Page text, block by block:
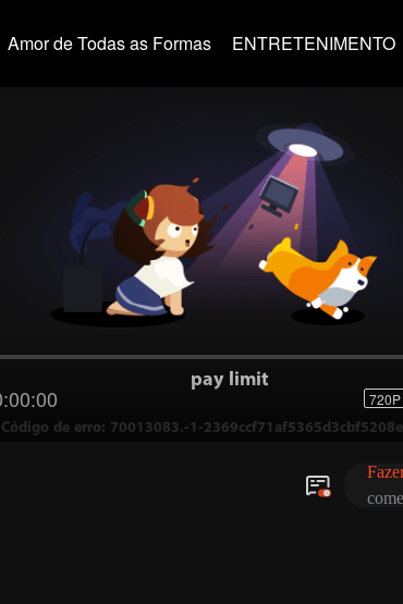
Amor de Todas as Formas ENTRETENIMENTO
pay limit
Código de erro: 70013083.-1-
720P